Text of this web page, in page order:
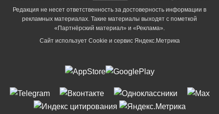
Редакция не несет ответственность за достоверность информации в
рекламных материалах. Такие материалы выходят с пометкой
«Партнёрский материал» и «Реклама».
Сайт использует Cookie и сервиc Яндекс.Метрика